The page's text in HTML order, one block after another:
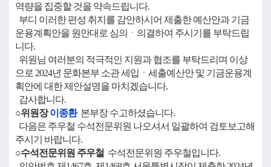
역량을 집중할 것을 약속드립니다.
부디 이러한 편성 취지를 감안하시어 제출한 예산안과 기금
운용계획안을 원안대로 심의ㆍ의결하여 주시기를 부탁드립
니다.
위원님 여러분의 적극적인 지원과 협조를 부탁드리며 이상
으로 2024년 문화본부 소관 세입ㆍ세출예산안 및 기금운용계
획안에 대한 제안설명을 마치겠습니다.
감사합니다.
○위원장이종환본부장 수고하셨습니다.
다음은 주우철 수석전문위원 나오셔서 일괄하여 검토보고해
주시기 바랍니다.
○수석전문위원 주우철 수석전문위원 주우철입니다.